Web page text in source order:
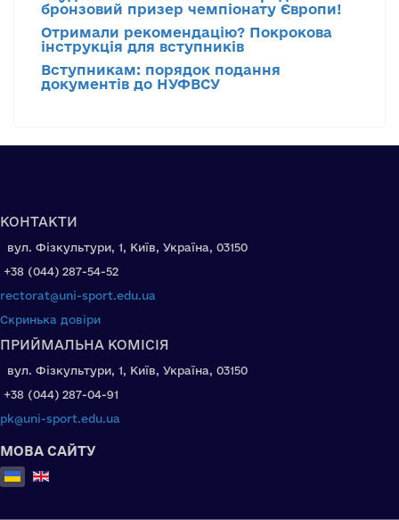
бронзовий призер чемпіонату Європи!
Отримали рекомендацію? Покрокова
інструкція для вступників
Вступникам: порядок подання
документів до НУФВСУ
КОНТАКТИ
вул. Фізкультури, 1, Київ, Україна, 03150
+38 (044) 287-54-52
rectorat@uni-sport.edu.ua
Скринька довіри
ПРИЙМАЛЬНА КОМІСІЯ
вул. Фізкультури, 1, Київ, Україна, 03150
+38 (044) 287-04-91
pk@uni-sport.edu.ua
МОВА САЙТУ
Оберіть свою мову